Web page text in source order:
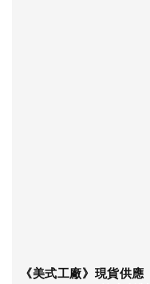
《美式工廠》現貨供應